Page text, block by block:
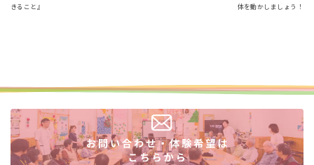
きること』
体を動かしましょう！